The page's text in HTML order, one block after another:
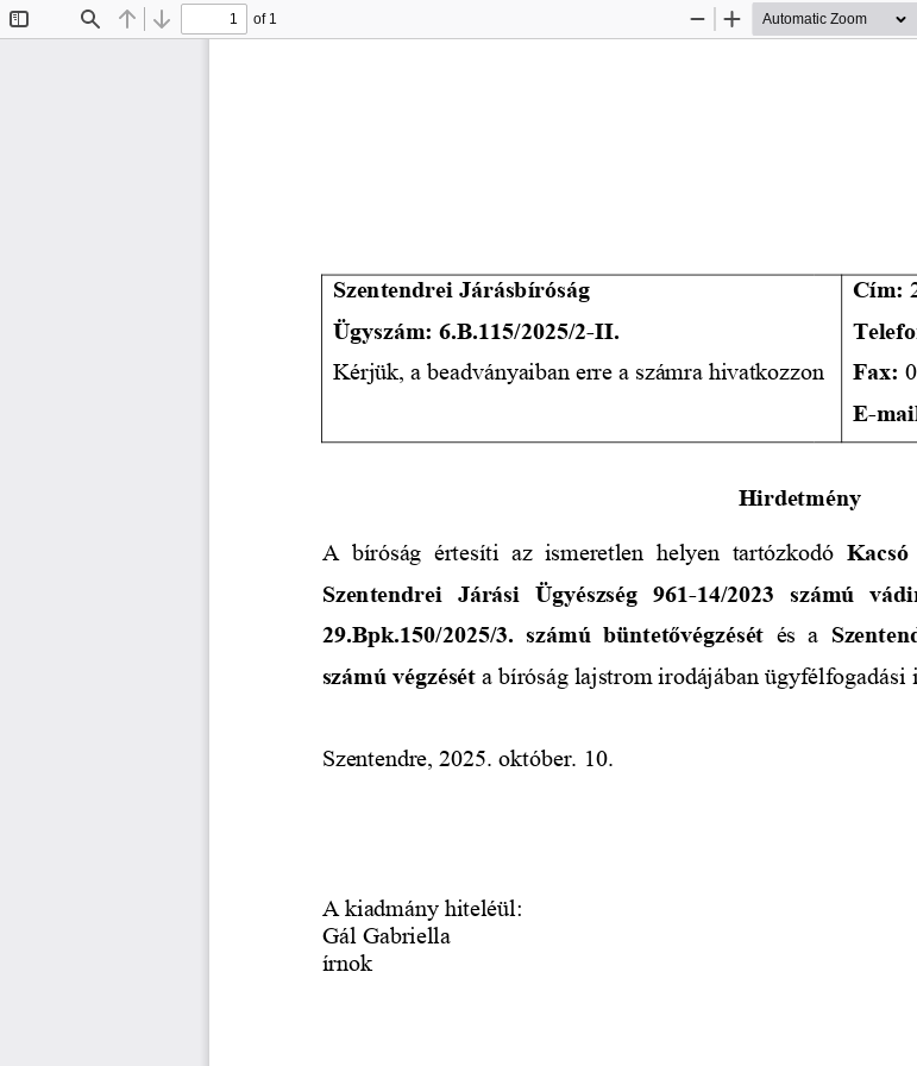
Find Previous
Next
of 1
Zoom
Zoom
Szentendrei Járásbíróság
Ügyszám: 6.B.115/2025/2-II.
Kérjük, a beadványaiban erre a számra hivatkozzon
Cím:
Fax:
E-
Hirdetmény
A bíróság értesíti az ismeretlen helyen tartózkodó
Szentendrei Járási Ügyészség 961-14/2023 számú
29.Bpk.150/2025/3. számú büntetővégzését
  és a
számú végzését a bíróság lajstrom irodájában ügyfélfogadási
Szentendre, 2025. október. 10.
A kiadmány hiteléül:
Gál Gabriella
írnok